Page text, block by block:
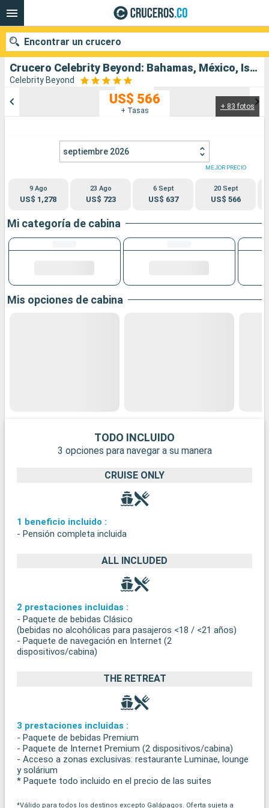
Crucero Celebrity Beyond: Bahamas, México, Islas Caimán, Estados Unidos salida desde Miami
Celebrity Beyond
+ 83 fotos
US$ 566
+ Tasas
septiembre 2026
9 Ago
US$ 1,278
23 Ago
US$ 723
6 Sept
US$ 637
MEJOR PRECIO
20 Sept
US$ 566
Mi categoría de cabina
Mis opciones de cabina
TODO INCLUIDO
3 opciones para navegar a su manera
CRUISE ONLY
1 beneficio incluido :
- Pensión completa incluida
ALL INCLUDED
2 prestaciones incluidas :
- Paquete de bebidas Clásico
(bebidas no alcohólicas para pasajeros <18 / <21 años)
- Paquete de navegación en Internet (2
dispositivos/cabina)
THE RETREAT
3 prestaciones incluidas :
- Paquete de bebidas Premium
- Paquete de Internet Premium (2 dispositivos/cabina)
- Acceso a zonas exclusivas: restaurante Luminae, lounge
y solárium
* Paquete todo incluido en el precio de las suites
*Válido para todos los destinos excepto Galápagos. Oferta sujeta a
Encontrar un crucero
Compañías
Buscar